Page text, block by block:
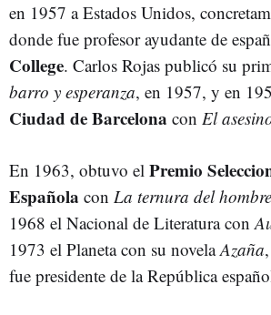
en 1957 a Estados Unidos,
donde fue profesor ayudante de
College. Carlos Rojas publicó su
barro y esperanza, en 1957, y en
Ciudad de Barcelona con El
En 1963, obtuvo el Premio
Española con La ternura del
1968 el Nacional de Literatura con
1973 el Planeta con su novelaAzaña
fue presidente de la República